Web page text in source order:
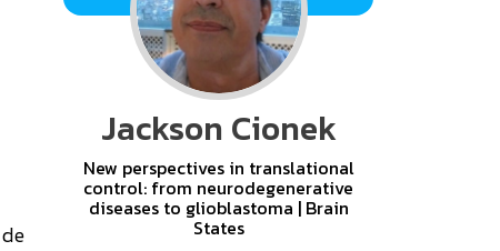
Jackson Cionek
New perspectives in translational
control: from neurodegenerative
diseases to glioblastoma | Brain
States